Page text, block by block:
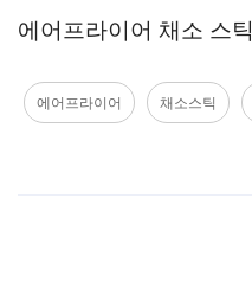
에어프라이어 채소 스
에어프라이어 채소스틱